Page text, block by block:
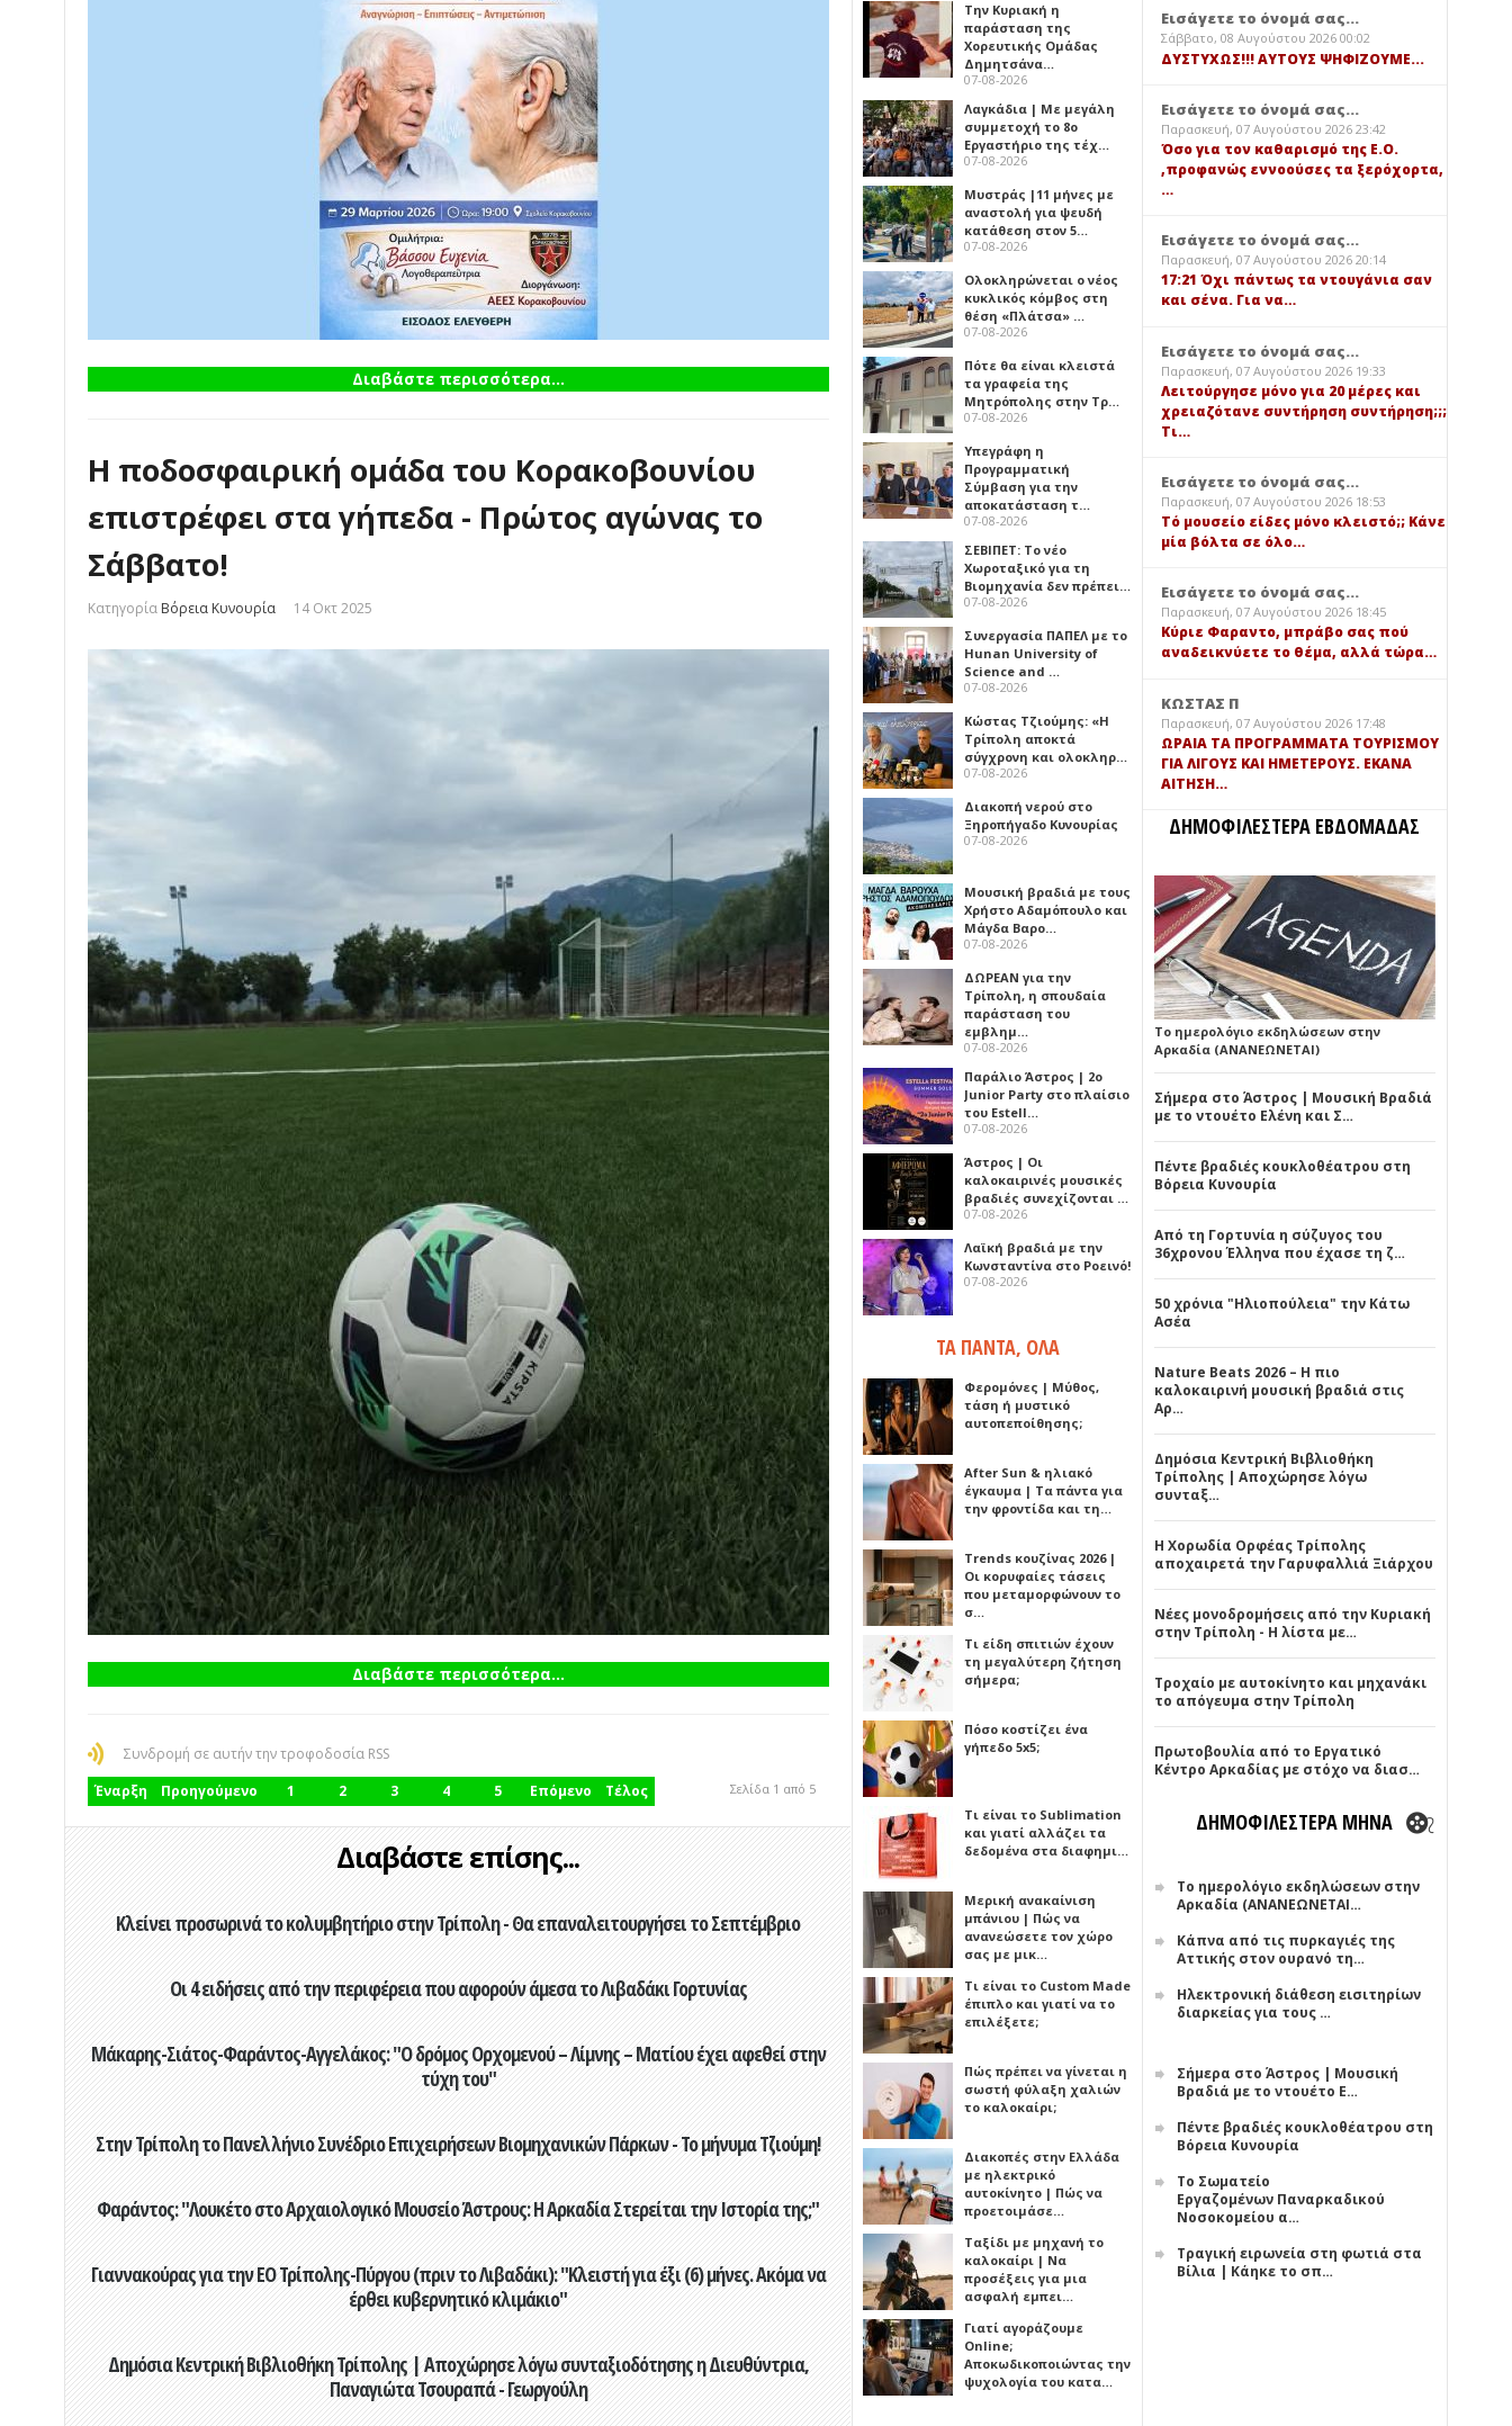
Διαβάστε περισσότερα...
Η ποδοσφαιρική ομάδα του Κορακοβουνίου
επιστρέφει στα γήπεδα - Πρώτος αγώνας το
Σάββατο!
Κατηγορία Βόρεια Κυνουρία 14 Οκτ 2025
Διαβάστε περισσότερα...
Συνδρομή σε αυτήν την τροφοδοσία RSS
Έναρξη
Προηγούμενο 1 2 3 4 5 Επόμενο Τέλος Σελίδα 1 από 5
Διαβάστε επίσης...
Κλείνει προσωρινά το κολυμβητήριο στην Τρίπολη - Θα επαναλειτουργήσει το Σεπτέμβριο
Οι 4 ειδήσεις από την περιφέρεια που αφορούν άμεσα το Λιβαδάκι Γορτυνίας
Μάκαρης-Σιάτος-Φαράντος-Αγγελάκος: "Ο δρόμος Ορχομενού – Λίμνης – Ματίου έχει αφεθεί στην
τύχη του"
Στην Τρίπολη το Πανελλήνιο Συνέδριο Επιχειρήσεων Βιομηχανικών Πάρκων - Το μήνυμα Τζιούμη!
Φαράντος: "Λουκέτο στο Αρχαιολογικό Μουσείο Άστρους: Η Αρκαδία Στερείται την Ιστορία της;"
Γιαννακούρας για την EO Τρίπολης-Πύργου (πριν το Λιβαδάκι): "Κλειστή για έξι (6) μήνες. Ακόμα να
έρθει κυβερνητικό κλιμάκιο"
Δημόσια Κεντρική Βιβλιοθήκη Τρίπολης | Αποχώρησε λόγω συνταξιοδότησης η Διευθύντρια,
Παναγιώτα Τσουραπά - Γεωργούλη
Την Κυριακή η
παράσταση της
Χορευτικής Ομάδας
Δημητσάνα…
07-08-2026
Λαγκάδια | Με μεγάλη
συμμετοχή το 8ο
Εργαστήριο της τέχ…
07-08-2026
Μυστράς |11 μήνες με
αναστολή για ψευδή
κατάθεση στον 5…
07-08-2026
Ολοκληρώνεται ο νέος
κυκλικός κόμβος στη
θέση «Πλάτσα» …
07-08-2026
Πότε θα είναι κλειστά
τα γραφεία της
Μητρόπολης στην Τρ…
07-08-2026
Υπεγράφη η
Προγραμματική
Σύμβαση για την
αποκατάσταση τ…
07-08-2026
ΣΕΒΙΠΕΤ: Το νέο
Χωροταξικό για τη
Βιομηχανία δεν πρέπει…
07-08-2026
Συνεργασία ΠΑΠΕΛ με το
Hunan University of
Science and …
07-08-2026
Κώστας Τζιούμης: «Η
Τρίπολη αποκτά
σύγχρονη και ολοκληρ…
07-08-2026
Διακοπή νερού στο
Ξηροπήγαδο Κυνουρίας
07-08-2026
Μουσική βραδιά με τους
Χρήστο Αδαμόπουλο και
Μάγδα Βαρο…
07-08-2026
ΔΩΡΕΑΝ για την
Τρίπολη, η σπουδαία
παράσταση του
εμβλημ…
07-08-2026
Παράλιο Άστρος | 2ο
Junior Party στο πλαίσιο
του Estell…
07-08-2026
Άστρος | Οι
καλοκαιρινές μουσικές
βραδιές συνεχίζονται …
07-08-2026
Λαϊκή βραδιά με την
Κωνσταντίνα στο Ροεινό!
07-08-2026
ΤΑ ΠΑΝΤΑ, ΟΛΑ
Φερομόνες | Μύθος,
τάση ή μυστικό
αυτοπεποίθησης;
After Sun & ηλιακό
έγκαυμα | Τα πάντα για
την φροντίδα και τη…
Trends κουζίνας 2026 |
Οι κορυφαίες τάσεις
που μεταμορφώνουν το
σ…
Τι είδη σπιτιών έχουν
τη μεγαλύτερη ζήτηση
σήμερα;
Πόσο κοστίζει ένα
γήπεδο 5x5;
Τι είναι το Sublimation
και γιατί αλλάζει τα
δεδομένα στα διαφημι…
Μερική ανακαίνιση
μπάνιου | Πώς να
ανανεώσετε τον χώρο
σας με μικ…
Τι είναι το Custom Made
έπιπλο και γιατί να το
επιλέξετε;
Πώς πρέπει να γίνεται η
σωστή φύλαξη χαλιών
το καλοκαίρι;
Διακοπές στην Ελλάδα
με ηλεκτρικό
αυτοκίνητο | Πώς να
προετοιμάσε…
Ταξίδι με μηχανή το
καλοκαίρι | Να
προσέξεις για μια
ασφαλή εμπει…
Γιατί αγοράζουμε
Online;
Αποκωδικοποιώντας την
ψυχολογία του κατα…
Εισάγετε το όνομά σας...
Σάββατο, 08 Αυγούστου 2026 00:02
ΔΥΣΤΥΧΩΣ!!! ΑΥΤΟΥΣ ΨΗΦΙΖΟΥΜΕ...
Εισάγετε το όνομά σας...
Παρασκευή, 07 Αυγούστου 2026 23:42
Όσο για τον καθαρισμό της Ε.Ο.
,προφανώς εννοούσες τα ξερόχορτα,
…
Εισάγετε το όνομά σας...
Παρασκευή, 07 Αυγούστου 2026 20:14
17:21 Όχι πάντως τα ντουγάνια σαν
και σένα. Για να…
Εισάγετε το όνομά σας...
Παρασκευή, 07 Αυγούστου 2026 19:33
Λειτούργησε μόνο για 20 μέρες και
χρειαζότανε συντήρηση συντήρηση;;;
Τι…
Εισάγετε το όνομά σας...
Παρασκευή, 07 Αυγούστου 2026 18:53
Τό μουσείο είδες μόνο κλειστό;; Κάνε
μία βόλτα σε όλο…
Εισάγετε το όνομά σας...
Παρασκευή, 07 Αυγούστου 2026 18:45
Κύριε Φαραντο, μπράβο σας πού
αναδεικνύετε το θέμα, αλλά τώρα…
ΚΩΣΤΑΣ Π
Παρασκευή, 07 Αυγούστου 2026 17:48
ΩΡΑΙΑ ΤΑ ΠΡΟΓΡΑΜΜΑΤΑ ΤΟΥΡΙΣΜΟΥ
ΓΙΑ ΛΙΓΟΥΣ ΚΑΙ ΗΜΕΤΕΡΟΥΣ. ΕΚΑΝΑ
ΑΙΤΗΣΗ…
ΔΗΜΟΦΙΛΕΣΤΕΡΑ ΕΒΔΟΜΑΔΑΣ
Το ημερολόγιο εκδηλώσεων στην
Αρκαδία (ΑΝΑΝΕΩΝΕΤΑΙ)
Σήμερα στο Άστρος | Μουσική Βραδιά
με το ντουέτο Ελένη και Σ…
Πέντε βραδιές κουκλοθέατρου στη
Βόρεια Κυνουρία
Από τη Γορτυνία η σύζυγος του
36χρονου Έλληνα που έχασε τη ζ…
50 χρόνια "Ηλιοπούλεια" την Κάτω
Ασέα
Nature Beats 2026 – Η πιο
καλοκαιρινή μουσική βραδιά στις
Αρ…
Δημόσια Κεντρική Βιβλιοθήκη
Τρίπολης | Αποχώρησε λόγω
συνταξ…
Η Χορωδία Ορφέας Τρίπολης
αποχαιρετά την Γαρυφαλλιά Ξιάρχου
Νέες μονοδρομήσεις από την Κυριακή
στην Τρίπολη - Η λίστα με…
Τροχαίο με αυτοκίνητο και μηχανάκι
το απόγευμα στην Τρίπολη
Πρωτοβουλία από το Εργατικό
Κέντρο Αρκαδίας με στόχο να διασ…
ΔΗΜΟΦΙΛΕΣΤΕΡΑ ΜΗΝΑ
Το ημερολόγιο εκδηλώσεων στην
Αρκαδία (ΑΝΑΝΕΩΝΕΤΑΙ…
Κάπνα από τις πυρκαγιές της
Αττικής στον ουρανό τη…
Ηλεκτρονική διάθεση εισιτηρίων
διαρκείας για τους …
Σήμερα στο Άστρος | Μουσική
Βραδιά με το ντουέτο Ε…
Πέντε βραδιές κουκλοθέατρου στη
Βόρεια Κυνουρία
Το Σωματείο
Εργαζομένων Παναρκαδικού
Νοσοκομείου α…
Τραγική ειρωνεία στη φωτιά στα
Βίλια | Κάηκε το σπ…